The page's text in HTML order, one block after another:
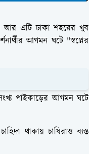
আর এটি ঢাকা শহরের খুব
আগমন ঘটে "স্বপ্নের
পাইকাড়ের আগমন ঘটে
থাকায় চাষিরাও ব্যস্ত